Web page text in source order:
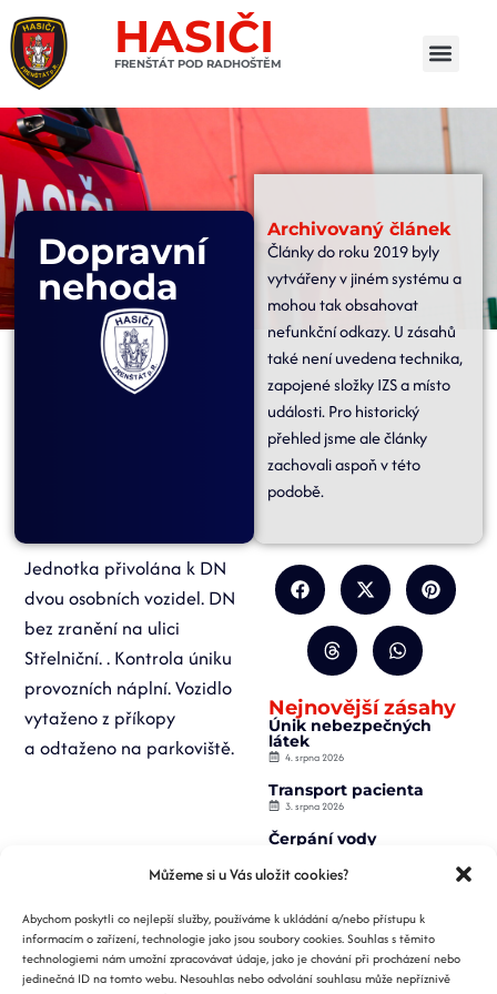
Můžeme si u Vás uložit cookies?
Abychom poskytli co nejlepší služby, používáme k ukládání a/nebo přístupu k
informacím o zařízení, technologie jako jsou soubory cookies. Souhlas s těmito
technologiemi nám umožní zpracovávat údaje, jako je chování při procházení nebo
jedinečná ID na tomto webu. Nesouhlas nebo odvolání souhlasu může nepříznivě
HASIČI
FRENŠTÁT POD RADHOŠTĚM
Dopravní
nehoda
Archivovaný článek
Články do roku 2019 byly
vytvářeny v jiném systému a
mohou tak obsahovat
nefunkční odkazy. U zásahů
také není uvedena technika,
zapojené složky IZS a místo
události. Pro historický
přehled jsme ale články
zachovali aspoň v této
podobě.
Jednotka přivolána k DN
dvou osobních vozidel. DN
bez zranění na ulici
Střelniční. . Kontrola úniku
provozních náplní. Vozidlo
vytaženo z příkopy
a odtaženo na parkoviště.
Nejnovější zásahy
Únik nebezpečných
látek
4. srpna 2026
Transport pacienta
3. srpna 2026
Čerpání vody
Záchrana osoby z
2. srpna 2026
Požár nízké budovy
1. srpna 2026